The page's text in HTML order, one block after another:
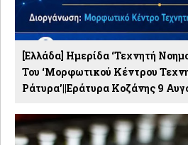
[Ελλάδα] Ημερίδα ‘Τεχνητή
Του ‘Μορφωτικού Κέντρου
Ράτυρα’||Εράτυρα Κοζάνης 9